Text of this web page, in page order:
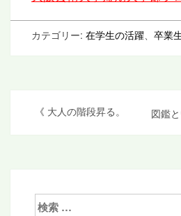
カテゴリー: 在学生の活躍 卒業
《 大人の階段昇る。 図鑑と
検